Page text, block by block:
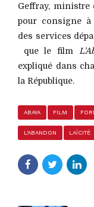
Geffray, ministre
pour consigne à
des services
que le film
expliqué dans
la République.
ABAYA FILM
L'ABANDON LAÏCITÉ